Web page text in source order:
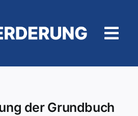
der Grundbuch